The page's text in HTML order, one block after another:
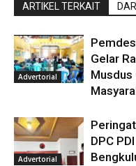
ARTIKEL TERKAIT
Advertorial
Gelar
Musdus
Advertorial
DPC